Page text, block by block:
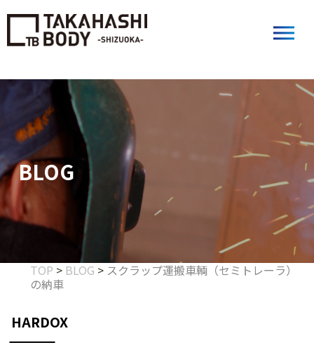
BLOG
TOP > BLOG > スクラップ運搬車輌（セミトレーラ）
の納車
HARDOX